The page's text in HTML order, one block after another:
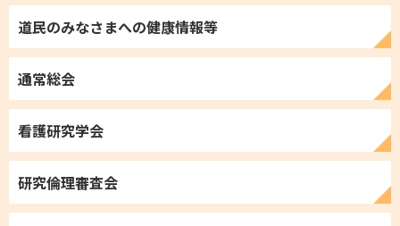
北海道医師会よりお知らせ
「令和8年度北海道小児救急医療地域研修会」の開催について
受講料：無料
受講定員：各会場50名程度（
2026年08月06日
イベント・その他
2026年度北海道看護研究学会 企業製品デモンストレーションの
チラシを掲載しました。
道民のみなさまへの健康情報等
通常総会
看護研究学会
研究倫理審査会